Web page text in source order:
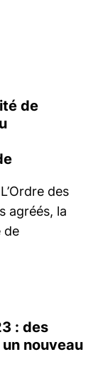
de
des
agréés, la
de
: des
nouveau